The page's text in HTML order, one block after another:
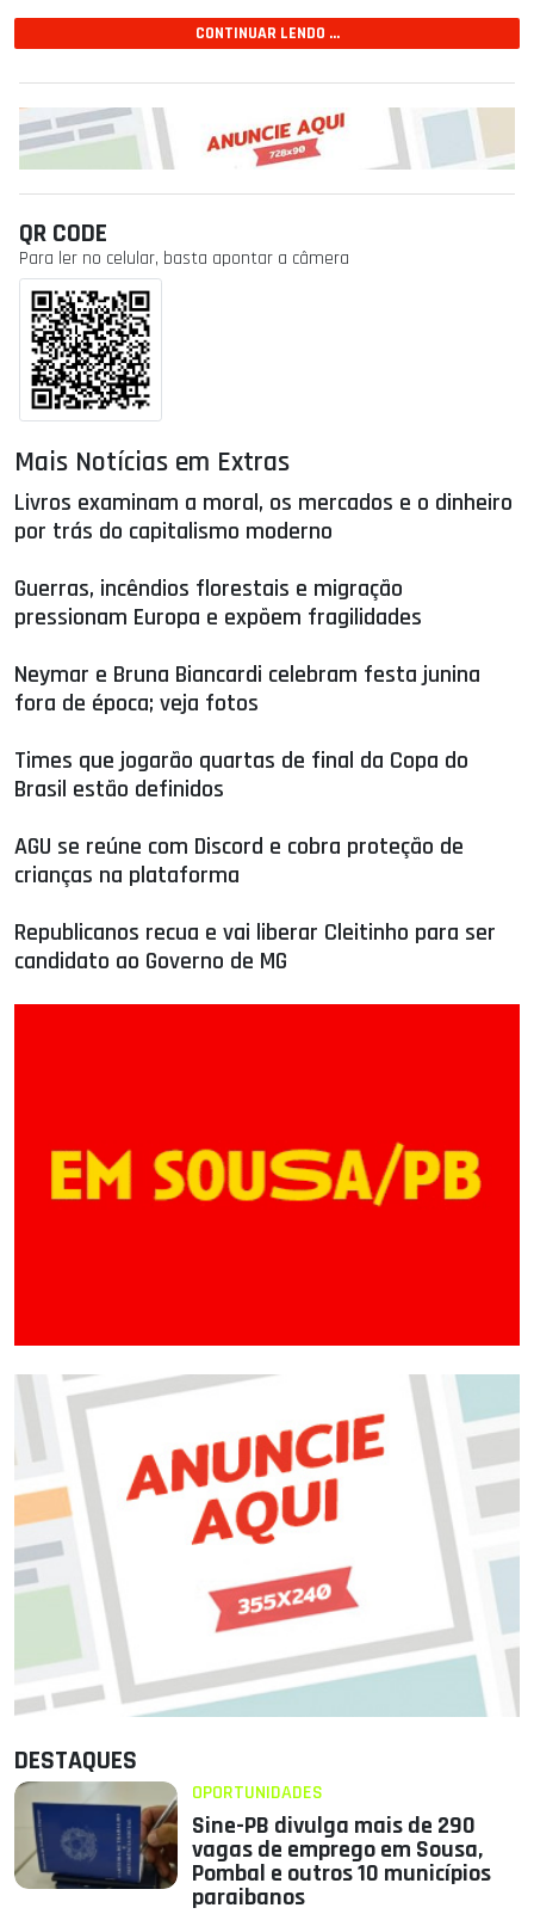
CONTINUAR LENDO ...
QR CODE
Para ler no celular, basta apontar a câmera
Mais Notícias em Extras
Livros examinam a moral, os mercados e o dinheiro
por trás do capitalismo moderno
Guerras, incêndios florestais e migração
pressionam Europa e expõem fragilidades
Neymar e Bruna Biancardi celebram festa junina
fora de época; veja fotos
Times que jogarão quartas de final da Copa do
Brasil estão definidos
AGU se reúne com Discord e cobra proteção de
crianças na plataforma
Republicanos recua e vai liberar Cleitinho para ser
candidato ao Governo de MG
DESTAQUES
OPORTUNIDADES
Sine-PB divulga mais de 290
vagas de emprego em Sousa,
Pombal e outros 10 municípios
paraibanos